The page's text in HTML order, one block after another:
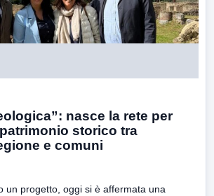
nasce la rete per
storico tra
e comuni
un progetto, oggi si è affermata una